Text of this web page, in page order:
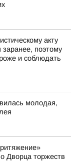
акту
заранее, поэтому
и соблюдать
молодая,
Дворца торжеств